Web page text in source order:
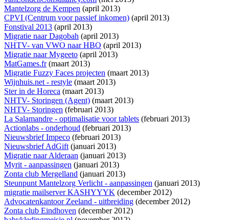
Mantelzorg de Kempen (april 2013)
CPVI (Centrum voor passief inkomen) (april 2013)
Fonstival 2013 (april 2013)
Migratie naar Dagobah (april 2013)
NHTV- van VWO naar HBO (april 2013)
Migratie naar Mygeeto (april 2013)
MatGames.fr(maart 2013)
Migratie Fuzzy Faces projecten (maart 2013)
Wijnhuis.net - restyle (maart 2013)
Ster in de Horeca (maart 2013)
NHTV- Storingen (Agent) (maart 2013)
NHTV- Storingen (februari 2013)
La Salamandre - optimalisatie voor tablets (februari 2013)
Actionlabs - onderhoud (februari 2013)
Nieuwsbrief Impeco (februari 2013)
Nieuwsbrief AdGift(januari 2013)
Migratie naar Alderaan (januari 2013)
Myrit - aanpassingen (januari 2013)
Zonta club Mergelland (januari 2013)
Steunpunt Mantelzorg Verlicht - aanpassingen (januari 2013)
migratie mailserver KASHYYYK (december 2012)
Advocatenkantoor Zeeland - uitbreiding (december 2012)
Zonta club Eindhoven (december 2012)